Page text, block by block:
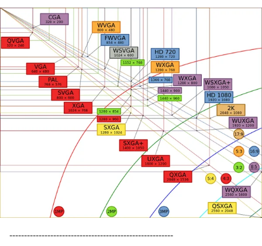
--------------------------------------------------------